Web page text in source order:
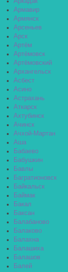
Армавир
Армянск
Арсеньев
Арск
Артём
Артёмовск
Артёмовский
Архангельск
Асбест
Асино
Астрахань
Аткарск
Ахтубинск
Ачинск
Ачхой-Мартан
Аша
Бабаево
Бабушкин
Бавлы
Багратионовск
Байкальск
Баймак
Бакал
Баксан
Балабаново
Балаково
Балахна
Балашиха
Балашов
Балей